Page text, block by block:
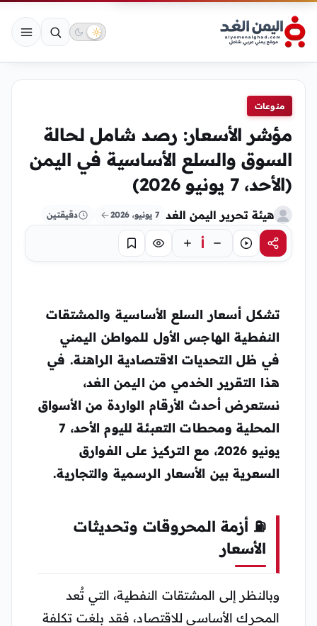
منوعات
مؤشر الأسعار: رصد شامل لحالة
السوق والسلع الأساسية في اليمن
(الأحد، 7 يونيو 2026)
هيئة تحرير اليمن الغد 7 يونيو، 2026 دقيقتين
مشاركةاستماع أ تركيز حفظ
تشكل أسعار السلع الأساسية والمشتقات
النفطية الهاجس الأول للمواطن اليمني
في ظل التحديات الاقتصادية الراهنة. في
هذا التقرير الخدمي من اليمن الغد،
نستعرض أحدث الأرقام الواردة من الأسواق
المحلية ومحطات التعبئة لليوم الأحد، 7
يونيو 2026، مع التركيز على الفوارق
السعرية بين الأسعار الرسمية والتجارية.
⛽ أزمة المحروقات وتحديثات
الأسعار
وبالنظر إلى المشتقات النفطية، التي تُعد
المحرك الأساسي للاقتصاد، فقد بلغت تكلفة